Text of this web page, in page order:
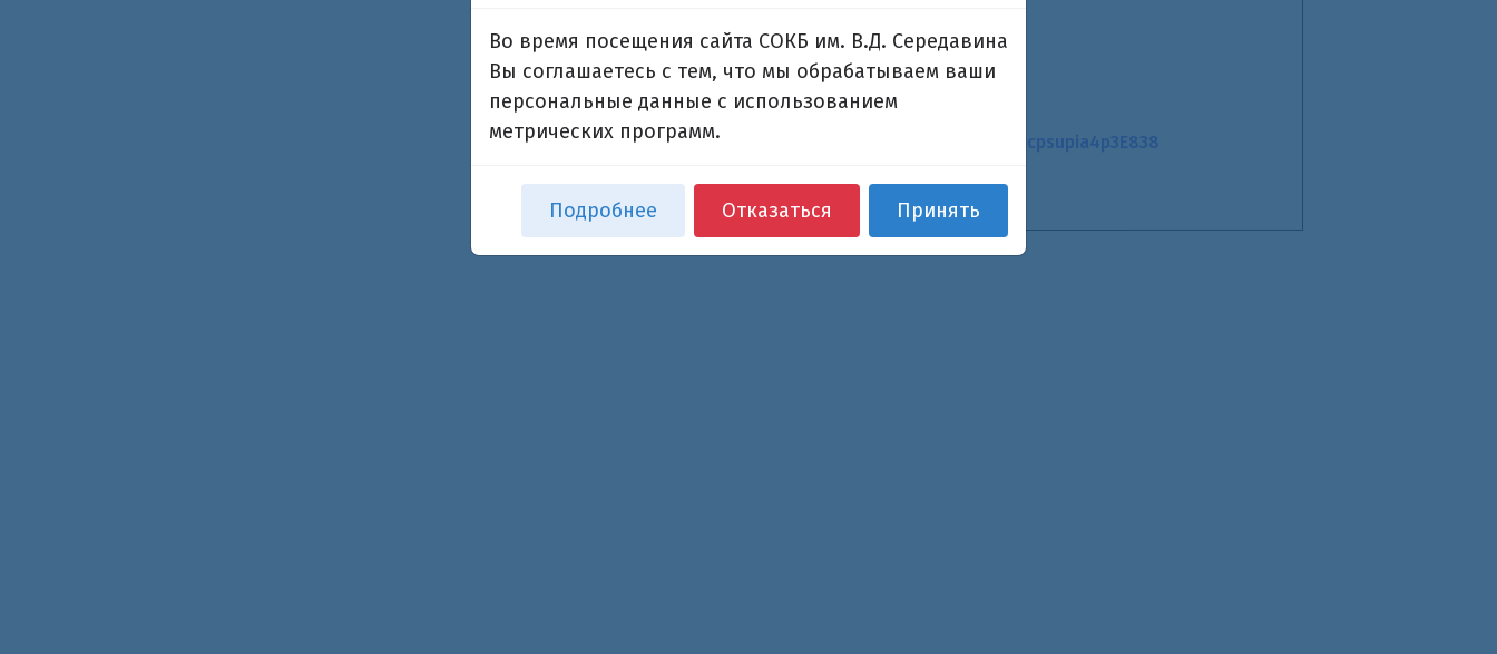
Ссылка на Интернет-
Во время посещения сайта СОКБ им. В.Д. Середавина
Вы соглашаетесь с тем, что мы обрабатываем ваши
персональные данные с использованием
метрических программ.
Подробнее Отказаться Принять